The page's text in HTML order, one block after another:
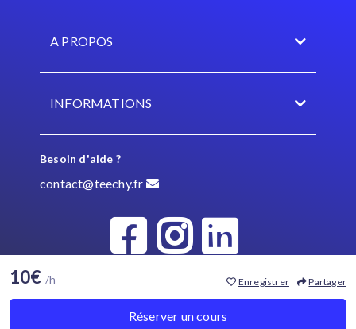
10€ /h Enregistrer Partager
Réserver un cours
A PROPOS
INFORMATIONS
Besoin d'aide ?
contact@teechy.fr
© Teechy 2021